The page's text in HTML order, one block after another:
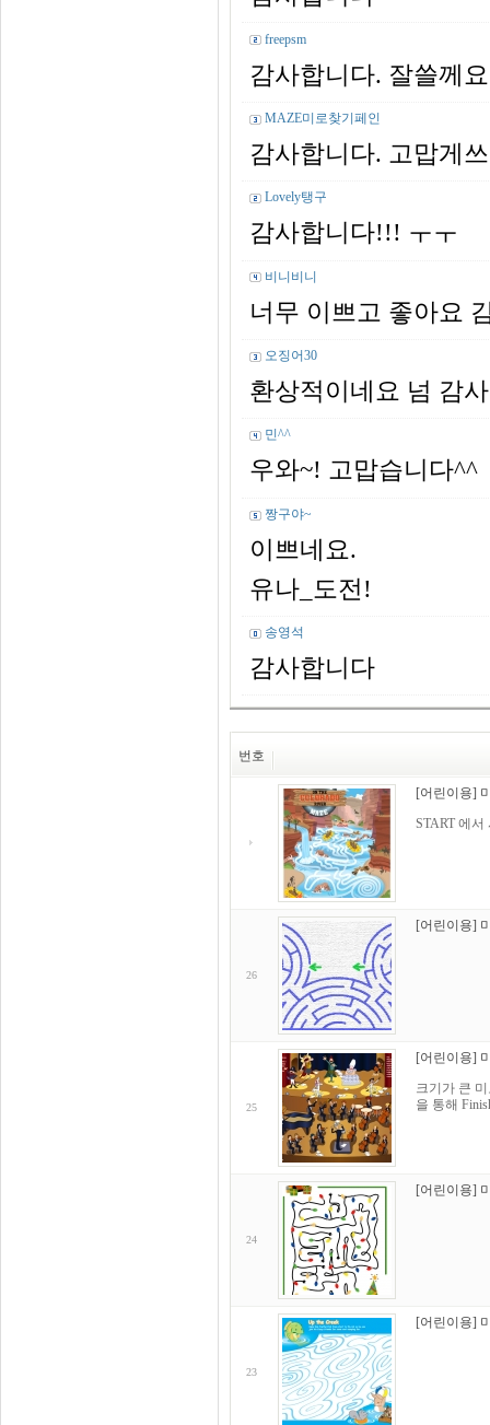
freepsm
감사합니다. 잘쓸께
MAZE미로찾기페인
감사합니다. 고맙게
Lovely탱구
감사합니다!!! ㅜㅜ
비니비니
너무 이쁘고 좋아요
오징어30
환상적이네요 넘 감
민^^
우와~! 고맙습니다^^
짱구야~
이쁘네요.
유나_도전!
송영석
감사합니다
번호
[어린이용]
START 에
26
[어린이용]
25
[어린이용]
크기가 큰
을 통해
24
[어린이용]
23
[어린이용]